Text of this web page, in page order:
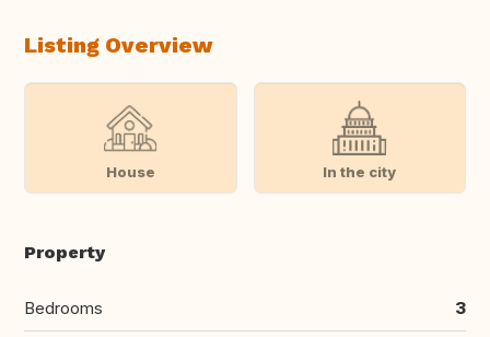
Listing Overview
House In the city
Property
Bedrooms 3